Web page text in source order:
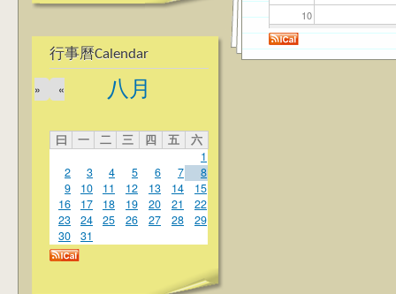
行事曆Calendar
八月
«
»
曰 一 二 三 四 五
六
1
2
3 4 5 6 7
8
9
10 11 12 13 14
15
16
17 18 19 20 21
22
23
24 25 26 27 28
29
30
31
10
11